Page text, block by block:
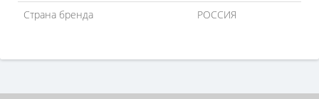
Страна бренда
РОССИЯ